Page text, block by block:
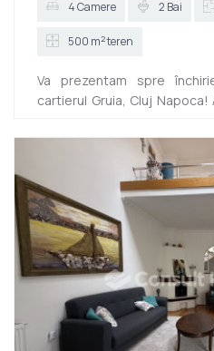
4 Camere 2 Bai
500 m2teren
Va prezentam spre
cartierul Gruia, Cluj
camere -1 bucatarie -2 bai
ușor accesibila si se
Face parte din-un duplex,
dispune de curte.
locuința. Contactați-ne cu
detalii! ID intern: P14208